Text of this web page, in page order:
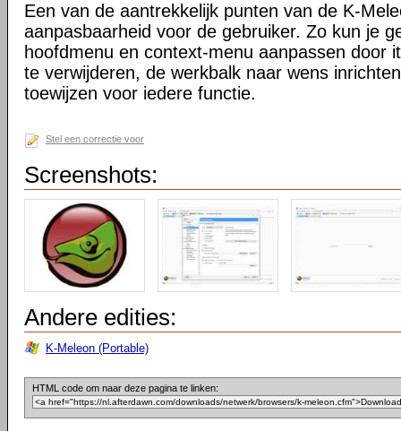
Een van de aantrekkelijk punten van de K-
aanpasbaarheid voor de gebruiker. Zo kun je
hoofdmenu en context-menu aanpassen door
te verwijderen, de werkbalk naar wens
toewijzen voor iedere functie.
Stel een correctie voor
Screenshots:
Andere edities:
K-Meleon (Portable)
HTML code om naar deze pagina te linken: